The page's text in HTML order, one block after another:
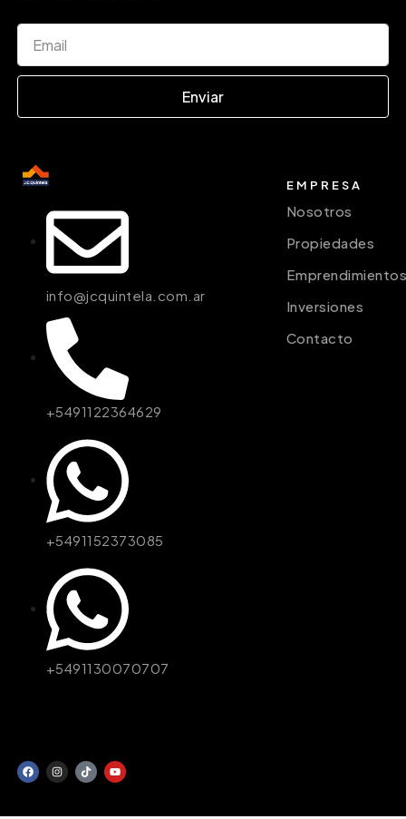
Enviar
info@jcquintela.com.ar
+5491122364629
+5491152373085
+5491130070707
EMPRESA
Nosotros
Propiedades
Inversiones
Contacto